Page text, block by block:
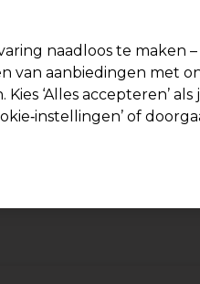
Elektra Beauty Salon
naadloos te maken
van aanbiedingen met
‘Alles accepteren’
of